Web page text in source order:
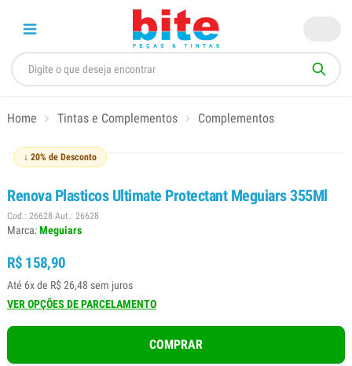
Home Tintas e Complementos Complementos
↓ 20% de Desconto
Renova Plasticos Ultimate Protectant Meguiars 355Ml
Cod.: 26628 Aut.: 26628
Marca:Meguiars
R$ 158,90
Até 6x de R$ 26,48 sem juros
VER OPÇÕES DE PARCELAMENTO
COMPRAR